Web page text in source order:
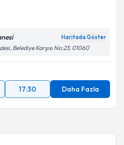
Haritada Göster
Belediye Karşısı No:23, 01060
17:30 Daha Fazla